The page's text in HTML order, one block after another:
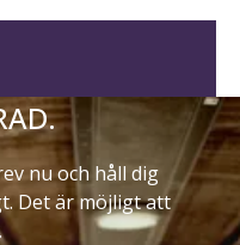
nu och håll dig
Det är möjligt att